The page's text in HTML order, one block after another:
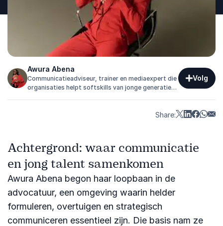
Awura Abena
Communicatieadviseur, trainer en mediaexpert die
organisaties helpt softskills van jonge generaties
Volg
Share:
Achtergrond: waar communicatie
en jong talent samenkomen
Awura Abena begon haar loopbaan in de
advocatuur, een omgeving waarin helder
formuleren, overtuigen en strategisch
communiceren essentieel zijn. Die basis nam ze